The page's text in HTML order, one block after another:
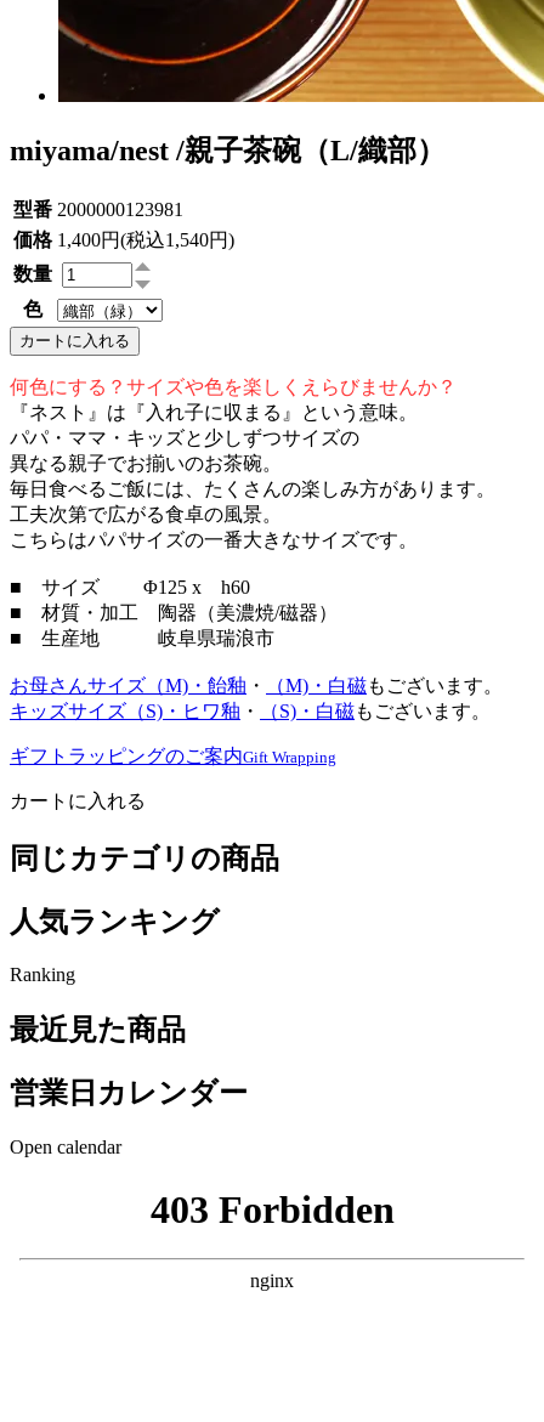
miyama/nest /親子茶碗（L/織部）
型番 2000000123981
価格 1,400円(税込1,540円)
数量
色
カートに入れる
何色にする？サイズや色を楽しくえらびませんか？
『ネスト』は『入れ子に収まる』という意味。
パパ・ママ・キッズと少しずつサイズの
異なる親子でお揃いのお茶碗。
毎日食べるご飯には、たくさんの楽しみ方があります。
工夫次第で広がる食卓の風景。
こちらはパパサイズの一番大きなサイズです。
■ サイズ Φ125 x h60
■ 材質・加工 陶器（美濃焼/磁器）
■ 生産地 岐阜県瑞浪市
お母さんサイズ（M)・飴釉 ・ （M)・白磁もございます。
キッズサイズ（S)・ヒワ釉 ・ （S)・白磁もございます。
ギフトラッピングのご案内Gift Wrapping
カートに入れる
同じカテゴリの商品
人気ランキング
Ranking
最近見た商品
営業日カレンダー
Open calendar